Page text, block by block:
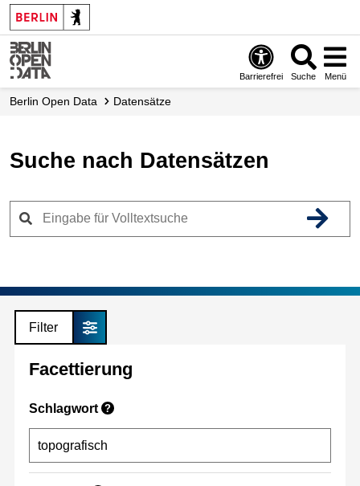
Skip
to
main
content
Barrierefrei Suche Menü
Berlin Open Data Datensätze
Suche nach Datensätzen
Filter
Facettierung
Schlagwort ?